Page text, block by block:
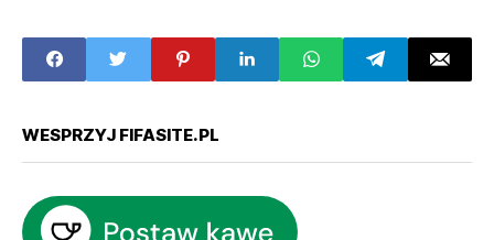
system rzutów
wolnych,
przedsprzedaż
VOLTA
WESPRZYJ FIFASITE.PL